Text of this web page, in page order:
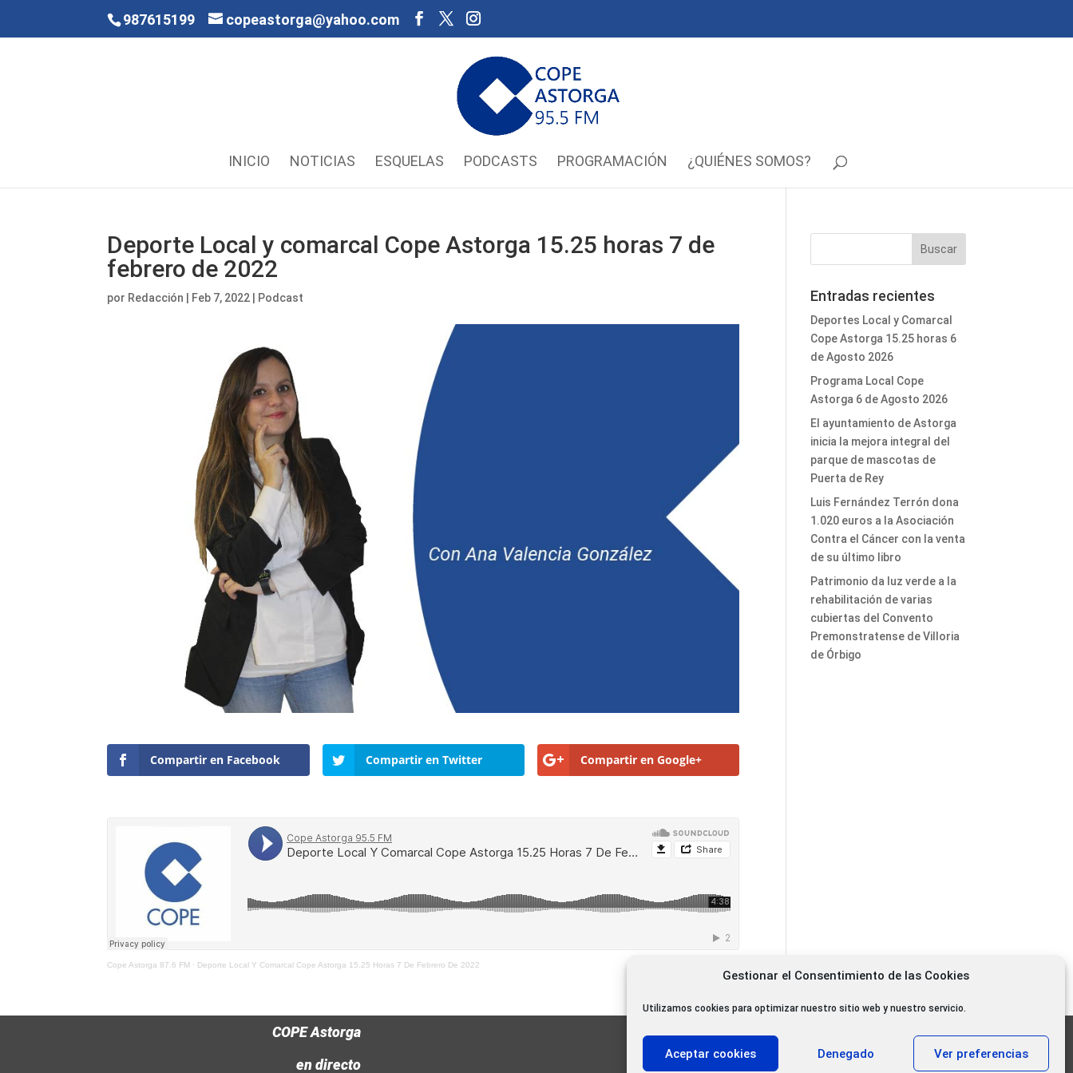
Gestionar el Consentimiento de las Cookies
Utilizamos cookies para optimizar nuestro sitio web y nuestro servicio.
Aceptar cookies Denegado Ver preferencias
987615199 copeastorga@yahoo.com
INICIO NOTICIAS ESQUELAS PODCASTS PROGRAMACIÓN ¿QUIÉNES SOMOS?
Deporte Local y comarcal Cope Astorga 15.25 horas 7 de
febrero de 2022
por Redacción Feb 7, 2022 Podcast
Compartir en Facebook Compartir en Twitter Compartir en Google+
Cope Astorga 87.6 FM · Deporte Local Y Comarcal Cope Astorga 15.25 Horas 7 De Febrero De 2022
Entradas recientes
Deportes Local y Comarcal
Cope Astorga 15.25 horas 6
de Agosto 2026
Programa Local Cope
Astorga 6 de Agosto 2026
El ayuntamiento de Astorga
inicia la mejora integral del
parque de mascotas de
Puerta de Rey
Luis Fernández Terrón dona
1.020 euros a la Asociación
Contra el Cáncer con la venta
de su último libro
Patrimonio da luz verde a la
rehabilitación de varias
cubiertas del Convento
Premonstratense de Villoria
de Órbigo
COPE Astorga
en directo
11.000 oyentes diarios
11.000 Gracias